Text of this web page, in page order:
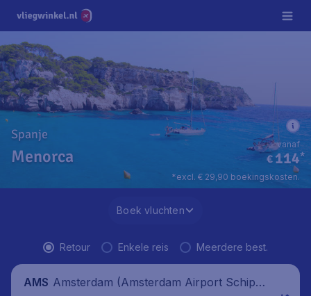
Spanje
Menorca € 114*
vanaf
*excl. € 29,90 boekingskosten.
Boek vluchten
Retour Enkele reis Meerdere best.
AMS Amsterdam (Amsterdam Airport Schipho